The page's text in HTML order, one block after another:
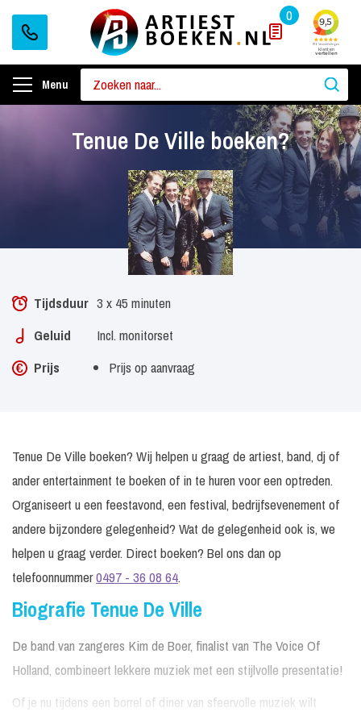
0
Menu
Tenue De Ville boeken?
Tijdsduur 3 x 45 minuten
Geluid
Incl. monitorset
Prijs
Prijs op aanvraag
Tenue De Ville boeken? Wij helpen u graag de artiest, band, dj of
ander entertainment te boeken of in te huren voor een optreden.
Organiseert u een feestavond, een festival, bedrijfsevenement of
andere bijzondere gelegenheid? Wat de gelegenheid ook is, we
helpen u graag verder. Direct boeken? Bel ons dan op
telefoonnummer0497 - 36 08 64.
Biografie Tenue De Ville
De band van zangeres Kim de Boer, finalist van The Voice Of
Holland, combineert lekkere muziek met een stijlvolle presentatie!
Of je nu tijdens een borrel of diner van sfeervolle muziek wilt